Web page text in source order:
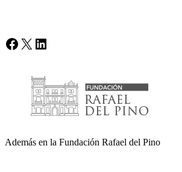
Facebook
X LinkedIn
Además en la Fundación Rafael del Pino